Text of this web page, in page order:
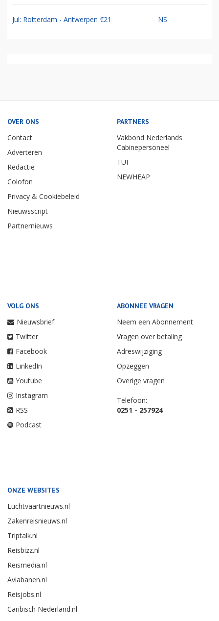
Jul: Rotterdam - Antwerpen €21 NS
OVER ONS
Contact
Adverteren
Redactie
Colofon
Privacy & Cookiebeleid
Nieuwsscript
Partnernieuws
PARTNERS
Vakbond Nederlands
Cabinepersoneel
TUI
NEWHEAP
VOLG ONS
Nieuwsbrief
Twitter
Facebook
LinkedIn
Youtube
Instagram
RSS
Podcast
ABONNEE VRAGEN
Neem een Abonnement
Vragen over betaling
Adreswijziging
Opzeggen
Overige vragen
Telefoon:
0251 - 257924
ONZE WEBSITES
Luchtvaartnieuws.nl
Zakenreisnieuws.nl
Triptalk.nl
Reisbizz.nl
Reismedia.nl
Aviabanen.nl
Reisjobs.nl
Caribisch Nederland.nl